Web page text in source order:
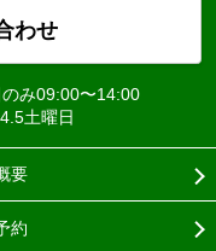
わせ
み09:00〜14:00
土曜日
要
約